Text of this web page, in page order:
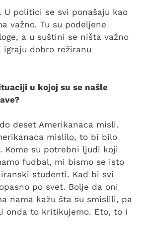
U politici se svi ponašaju kao
važno. Tu su podeljene
a u suštini se ništa važno
igraju dobro režiranu
u kojoj su se našle
deset Amerikanaca misli.
mislilo, to bi bilo
Kome su potrebni ljudi koji
fudbal, mi bismo se isto
studenti. Kad bi svi
po svet. Bolje da oni
nama kažu šta su smislili, pa
onda to kritikujemo. Eto, to i